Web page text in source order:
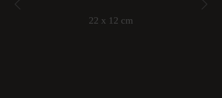
39,7 x 39,7 cm